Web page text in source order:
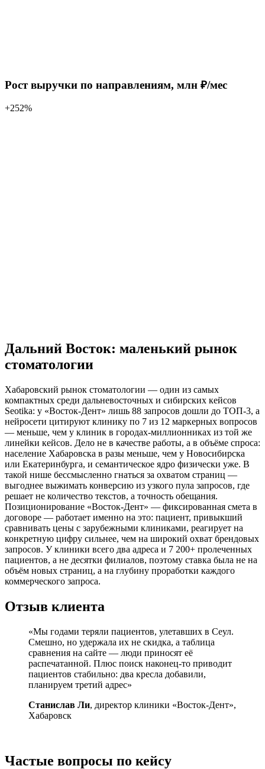
Рост выручки по направлениям, млн ₽/мес
+252%
Дальний Восток: маленький рынок
стоматологии
Хабаровский рынок стоматологии — один из самых
компактных среди дальневосточных и сибирских кейсов
Seotika: у «Восток-Дент» лишь 88 запросов дошли до ТОП-3, а
нейросети цитируют клинику по 7 из 12 маркерных вопросов
— меньше, чем у клиник в городах-миллионниках из той же
линейки кейсов. Дело не в качестве работы, а в объёме спроса:
население Хабаровска в разы меньше, чем у Новосибирска
или Екатеринбурга, и семантическое ядро физически уже. В
такой нише бессмысленно гнаться за охватом страниц —
выгоднее выжимать конверсию из узкого пула запросов, где
решает не количество текстов, а точность обещания.
Позиционирование «Восток-Дент» — фиксированная смета в
договоре — работает именно на это: пациент, привыкший
сравнивать цены с зарубежными клиниками, реагирует на
конкретную цифру сильнее, чем на широкий охват брендовых
запросов. У клиники всего два адреса и 7 200+ пролеченных
пациентов, а не десятки филиалов, поэтому ставка была не на
объём новых страниц, а на глубину проработки каждого
коммерческого запроса.
Отзыв клиента
«Мы годами теряли пациентов, улетавших в Сеул.
Смешно, но удержала их не скидка, а таблица
сравнения на сайте — люди приносят её
распечатанной. Плюс поиск наконец-то приводит
пациентов стабильно: два кресла добавили,
планируем третий адрес»
Станислав Ли, директор клиники «Восток-Дент»,
Хабаровск
Частые вопросы по кейсу